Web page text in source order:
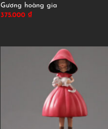
Gương hoàng gia
375.000 ₫